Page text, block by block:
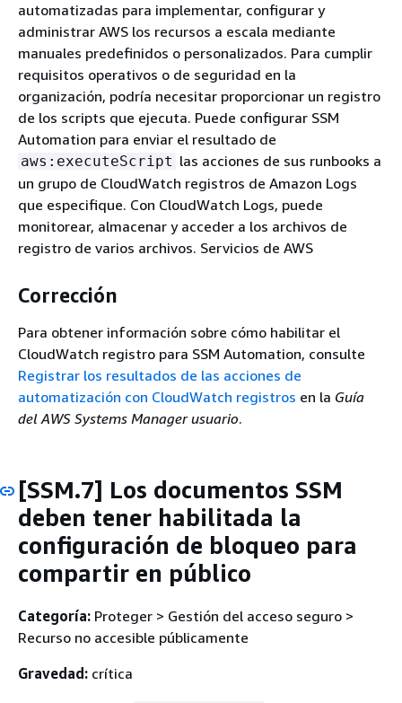
automatizadas para implementar, configurar y
administrar AWS los recursos a escala mediante
manuales predefinidos o personalizados. Para cumplir
requisitos operativos o de seguridad en la
organización, podría necesitar proporcionar un registro
de los scripts que ejecuta. Puede configurar SSM
Automation para enviar el resultado de
aws:executeScript las acciones de sus runbooks a
un grupo de CloudWatch registros de Amazon Logs
que especifique. Con CloudWatch Logs, puede
monitorear, almacenar y acceder a los archivos de
registro de varios archivos. Servicios de AWS
Corrección
Para obtener información sobre cómo habilitar el
CloudWatch registro para SSM Automation, consulte
Registrar los resultados de las acciones de
automatización con CloudWatch registros en la Guía
del AWS Systems Manager usuario.
[SSM.7] Los documentos SSM
deben tener habilitada la
configuración de bloqueo para
compartir en público
Categoría: Proteger > Gestión del acceso seguro >
Recurso no accesible públicamente
Gravedad: crítica